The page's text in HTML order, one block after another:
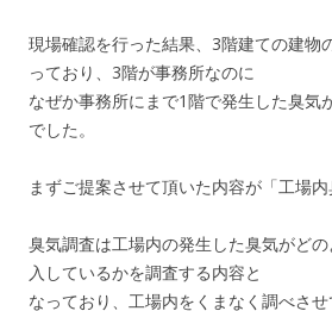
現場確認を行った結果、3階建ての建物
っており、3階が事務所なのに
なぜか事務所にまで1階で発生した臭気
でした。
まずご提案させて頂いた内容が「工場内
臭気調査は工場内の発生した臭気がど
入しているかを調査する内容と
なっており、工場内をくまなく調べさせ